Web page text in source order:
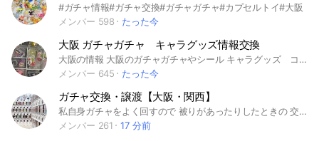
#ガチャ情報#ガチャ交換#ガチャガチャ#カプセルトイ#大阪
メンバー 598
たった今
大阪 ガチャガチャ キャラグッズ情報交換
大阪の情報 大阪のガチャガチャやシール キャラグッズ コラボイベント情報 色んな情報交換しませんか？ 皆で皆のヲタ活 趣味活を助け合いませんか？ 一番くじ ガチャガチャやお菓子のおまけ情報など。 カプセルトイ グッズ情報 新作 #ガチャ #ガチャガチャ #ガチャ活 #ヲタ活 #ヨッシー #ちいかわ #チャーム #めじるし #シール #大阪活動 #キャラ #おまけ #ちいかわ #たまごっち#スンスン #キティちゃん #サンリオ #ナガノ #目印チャーム #スクイーズ #ヲタ活 #推しキャラ #マリオ #ヨッシー #カプセルトイ #おもちゃ #グッズ #コラボ #限定グッズ #目印チャーム#めじるし#チャーム #シル活 #シール #キーホルダー
メンバー 645
たった今
ガチャ交換・譲渡【大阪・関西】
私自身ガチャをよく回すので 被りがあったりしたときの 交換、譲渡専用オプチャがあるといいなと思い作成いたしました。 最近ではトレード禁止の場所も増えているので。 情報交換ではなく物の交換オプチャです。 みなさん気軽に入ってください〜。 人数が増えてきたら情報共有ルームも作ろうか検討中です。 ・ガチャの交換OK ・食玩などの交換も可 (人数がふえてガチャの交換が流れるようになってきたら条件かわるかもです。) ・定価（購入価格）での譲渡OK ・定価を超える転売・営利目的の取引は禁止 ・詐欺行為や迷惑行為は禁止 ・交換や譲渡してもらったものの横流し禁止 ・取引は自己責任でお願いします ・未成年者のやり取り禁止 ・基本は手渡し 郵送の場合はヤフフリ、メルカリの匿名便のみ 手渡しでの交換の場合トラブル防止のため人が少ないところは❌ #ガチャガチャ #関西 #大阪 #梅田 #心斎橋 #交換 #譲
メンバー 261
17 分前